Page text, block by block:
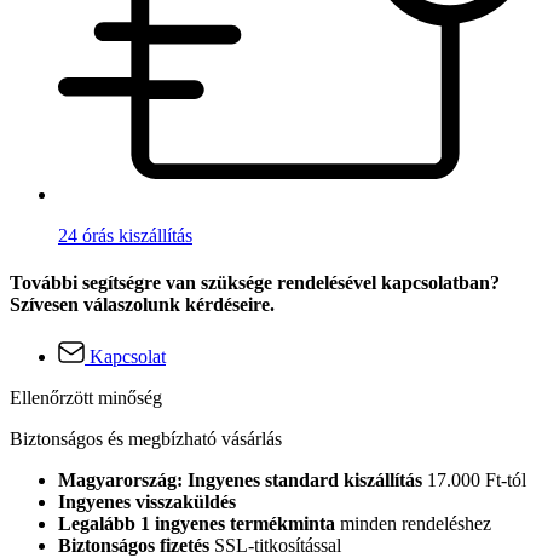
24 órás kiszállítás
További segítségre van szüksége rendelésével kapcsolatban?
Szívesen válaszolunk kérdéseire.
Kapcsolat
Ellenőrzött minőség
Biztonságos és megbízható vásárlás
Magyarország: Ingyenes standard kiszállítás 17.000 Ft-tól
Ingyenes visszaküldés
Legalább 1 ingyenes termékminta minden rendeléshez
Biztonságos fizetés SSL-titkosítással